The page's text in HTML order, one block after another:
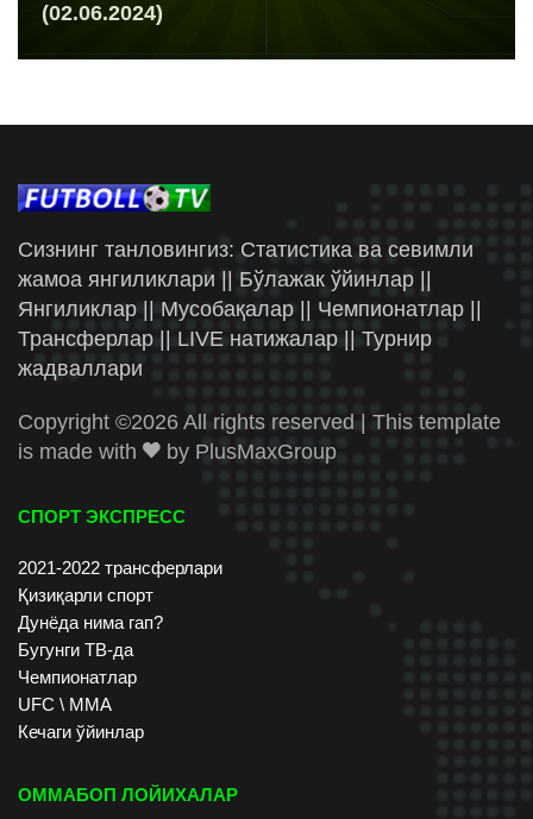
(02.06.2024)
Сизнинг танловингиз: Статистика ва севимли
жамоа янгиликлари || Бўлажак ўйинлар ||
Янгиликлар || Мусобақалар || Чемпионатлар ||
Трансферлар || LIVE натижалар || Турнир
жадваллари
Copyright ©2026 All rights reserved | This template
is made with
by PlusMaxGroup
СПОРТ ЭКСПРЕСС
2021-2022 трансферлари
Қизиқарли спорт
Дунёда нима гап?
Бугунги ТВ-да
Чемпионатлар
UFC \ ММА
Кечаги ўйинлар
ОММАБОП ЛОЙИХАЛАР